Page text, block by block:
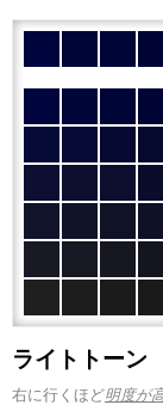
ライトトーン
右に行くほど明度が